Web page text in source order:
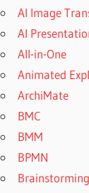
AI Image
AI
All-in-One
Animated
ArchiMate
BMC
BMM
BPMN
Brainstorming